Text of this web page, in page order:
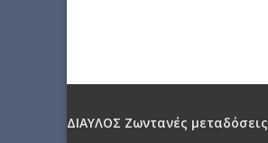
ΔΙΑΥΛΟΣ Ζωντανές μεταδόσεις